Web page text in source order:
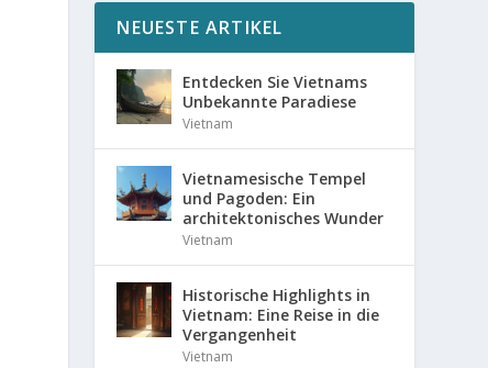
NEUESTE ARTIKEL
Entdecken Sie Vietnams
Unbekannte Paradiese
Vietnam
Vietnamesische Tempel
und Pagoden: Ein
architektonisches Wunder
Vietnam
Historische Highlights in
Vietnam: Eine Reise in die
Vergangenheit
Vietnam